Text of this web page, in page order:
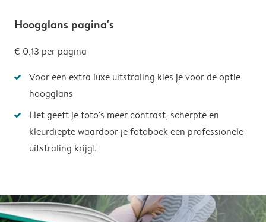
Hoogglans pagina's
€ 0,13 per pagina
Voor een extra luxe uitstraling kies je voor de optie
hoogglans
Het geeft je foto's meer contrast, scherpte en
kleurdiepte waardoor je fotoboek een professionele
uitstraling krijgt